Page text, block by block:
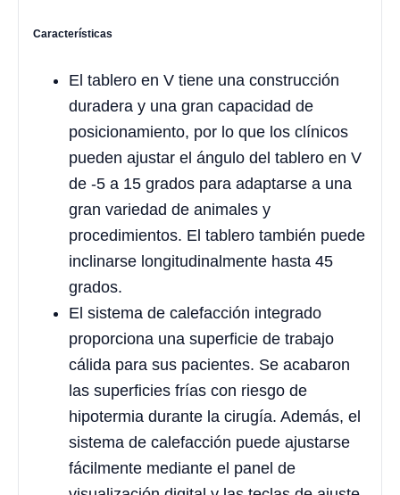
Características
El tablero en V tiene una construcción
duradera y una gran capacidad de
posicionamiento, por lo que los clínicos
pueden ajustar el ángulo del tablero en V
de -5 a 15 grados para adaptarse a una
gran variedad de animales y
procedimientos. El tablero también puede
inclinarse longitudinalmente hasta 45
grados.
El sistema de calefacción integrado
proporciona una superficie de trabajo
cálida para sus pacientes. Se acabaron
las superficies frías con riesgo de
hipotermia durante la cirugía. Además, el
sistema de calefacción puede ajustarse
fácilmente mediante el panel de